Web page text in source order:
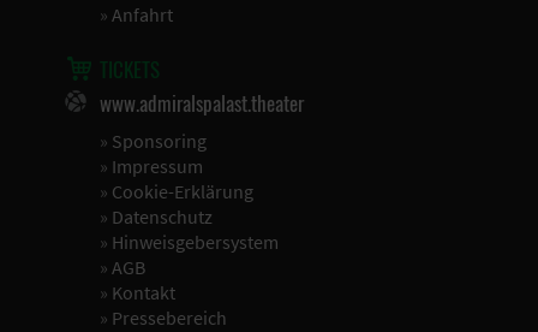
» Anfahrt
TICKETS
www.admiralspalast.theater
» Sponsoring
» Impressum
» Cookie-Erklärung
» Datenschutz
» Hinweisgebersystem
» AGB
» Kontakt
» Pressebereich